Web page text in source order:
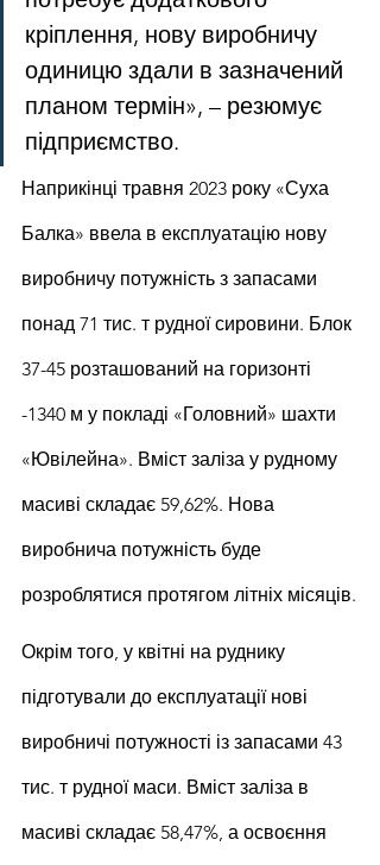
кріплення, нову виробничу
одиницю здали в зазначений
планом термін», – резюмує
підприємство.
Наприкінці травня 2023 року «Суха
Балка» ввела в експлуатацію нову
виробничу потужність з запасами
понад 71 тис. т рудної сировини. Блок
37-45 розташований на горизонті
-1340 м у покладі «Головний» шахти
«Ювілейна». Вміст заліза у рудному
масиві складає 59,62%. Нова
виробнича потужність буде
розроблятися протягом літніх місяців.
Окрім того, у квітні на руднику
підготували до експлуатації нові
виробничі потужності із запасами 43
тис. т рудної маси. Вміст заліза в
масиві складає 58,47%, а освоєння